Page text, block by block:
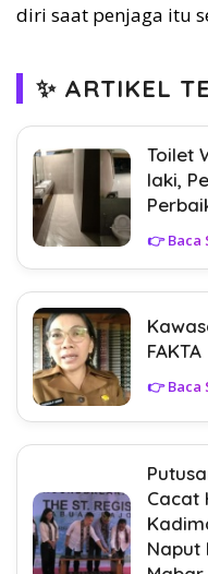
diri saat penjaga itu
✨ ARTIKEL
Toilet
laki,
👉 Baca
FAKTA
👉 Baca
Cacat
Naput